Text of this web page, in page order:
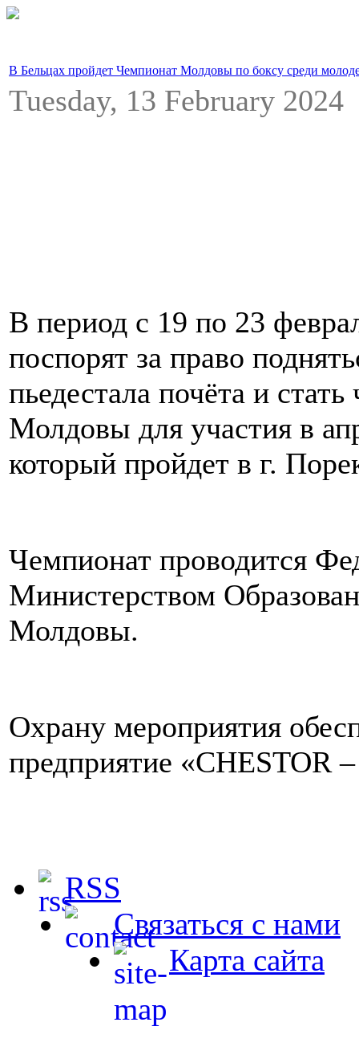
В Бельцах пройдет Чемпионат Молдовы по боксу среди
Tuesday, 13 February
В период с 19 по 23
поспорят за право
пьедестала почёта и
Молдовы для участия в
который пройдет в г.
Чемпионат проводится
Министерством
Молдовы.
Охрану мероприятия
предприятие «CHESTOR
RSS
Связаться с нами
Карта сайта